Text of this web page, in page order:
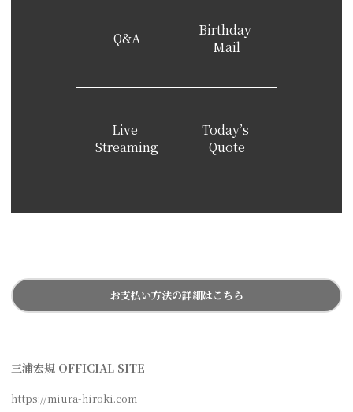
Q&A
Birthday
Mail
Live
Streaming
Today’s
Quote
お支払い方法の詳細はこちら
三浦宏規 OFFICIAL SITE
https://miura-hiroki.com